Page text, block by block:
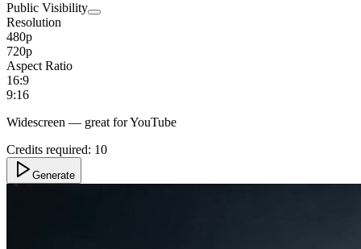
Public Visibility
Resolution
480p
720p
Aspect Ratio
16:9
9:16
Widescreen — great for YouTube
Credits required: 10
Generate